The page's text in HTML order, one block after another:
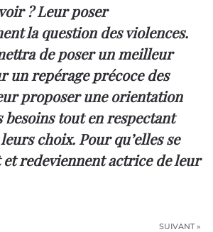
? Leur poser
la question des violences.
de poser un meilleur
un repérage précoce des
proposer une orientation
besoins tout en respectant
choix. Pour qu’elles se
redeviennent actrice de leur
SUIVANT »